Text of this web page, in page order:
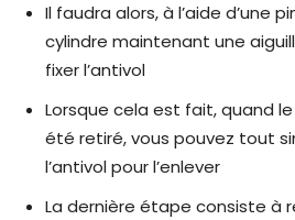
Il faudra alors, à l’aide d’une
cylindre maintenant une
fixer l’antivol
Lorsque cela est fait, quand
été retiré, vous pouvez tout
l’antivol pour l’enlever
La dernière étape consiste à